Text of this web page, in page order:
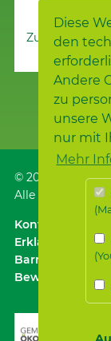
Diese
den
Andere
zu
unsere
nur mit
Mehr
Zur
© 2026
Alle Rechte
Kontakt
Erklärung zur
Barrierefreiheit
Bewerber*innen